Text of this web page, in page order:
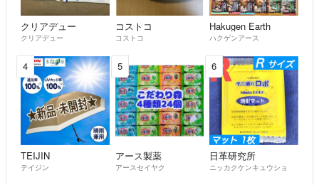
クリアデュー
クリアデュー
コストコ
コストコ
Hakugen Earth
ハクゲンアース
4
TEIJIN
テイジン
5
アース製薬
アースセイヤク
6
日革研究所
ニッカクケンキュウショ